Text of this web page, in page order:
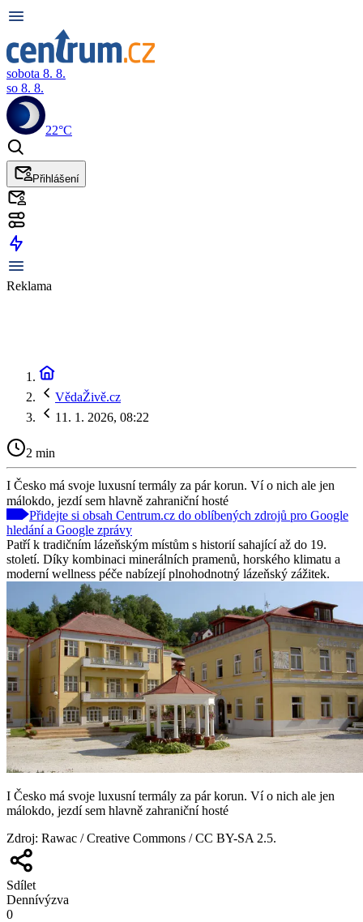
sobota 8. 8.
so 8. 8.
22°C
Přihlášení
Reklama
VědaŽivě.cz
11. 1. 2026, 08:22
2 min
I Česko má svoje luxusní termály za pár korun. Ví o nich ale jen
málokdo, jezdí sem hlavně zahraniční hosté
Přidejte si obsah Centrum.cz do oblíbených zdrojů pro Google
hledání a Google zprávy
Patří k tradičním lázeňským místům s historií sahající až do 19.
století. Díky kombinaci minerálních pramenů, horského klimatu a
moderní wellness péče nabízejí plnohodnotný lázeňský zážitek.
I Česko má svoje luxusní termály za pár korun. Ví o nich ale jen
málokdo, jezdí sem hlavně zahraniční hosté
Zdroj: Rawac / Creative Commons / CC BY-SA 2.5.
Sdílet
Dennívýzva
0